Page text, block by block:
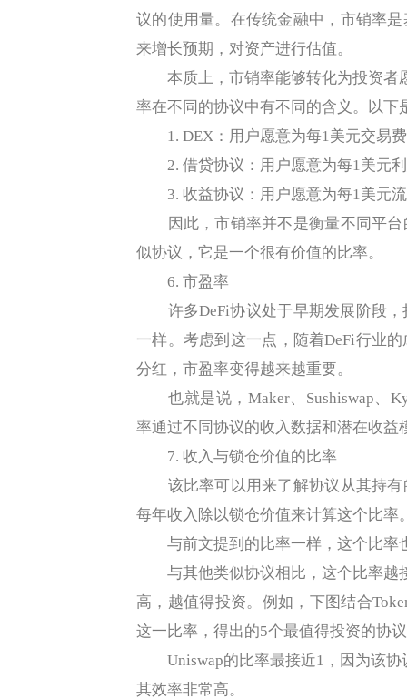
议的使用量。在传统金融中，市销率
来增长预期，对资产进行估值。
本质上，市销率能够转化为投资者
率在不同的协议中有不同的含义。以下
1. DEX：用户愿意为每1美元交易费
2. 借贷协议：用户愿意为每1美元利
3. 收益协议：用户愿意为每1美元流
因此，市销率并不是衡量不同平台
似协议，它是一个很有价值的比率。
6. 市盈率
许多DeFi协议处于早期发展阶段，
一样。考虑到这一点，随着DeFi行业
分红，市盈率变得越来越重要。
也就是说，Maker、Sushiswap、
率通过不同协议的收入数据和潜在收益
7. 收入与锁仓价值的比率
该比率可以用来了解协议从其持有
每年收入除以锁仓价值来计算这个比率
与前文提到的比率一样，这个比率
与其他类似协议相比，这个比率越
高，越值得投资。例如，下图结合
这一比率，得出的5个最值得投资的协
Uniswap的比率最接近1，因为该协
其效率非常高。